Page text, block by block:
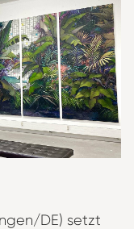
DE) setzt